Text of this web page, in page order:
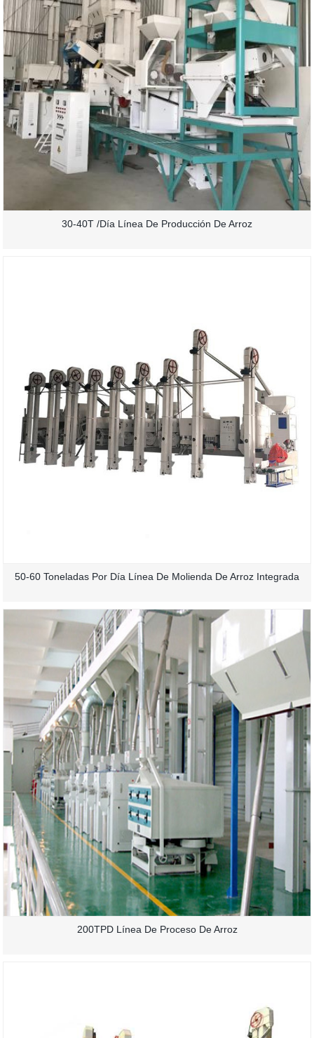
30-40T /día Línea De Producción De Arroz
50-60 Toneladas Por Día Línea De Molienda De Arroz Integrada
200TPD Línea De Proceso De Arroz